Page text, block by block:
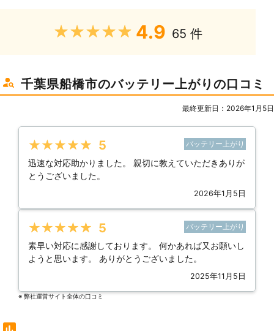
★★★★★ 4.9 65 件
千葉県船橋市のバッテリー上がりの口コミ
最終更新日：2026年1月5日
★★★★★ 5 バッテリー上がり
迅速な対応助かりました。 親切に教えていただきありが
とうございました。
2026年1月5日
★★★★★ 5 バッテリー上がり
素早い対応に感謝しております。 何かあれば又お願いし
ようと思います。 ありがとうございました。
2025年11月5日
※ 弊社運営サイト全体の⼝コミ